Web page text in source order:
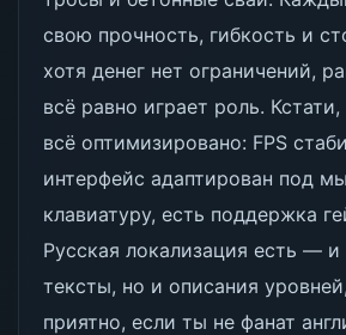
свою прочность, гибкость и
хотя денег нет ограничений,
всё равно играет роль.
всё оптимизировано: FPS
интерфейс адаптирован под
клавиатуру, есть поддержка
Русская локализация есть — и
тексты, но и описания
приятно, если ты не фанат